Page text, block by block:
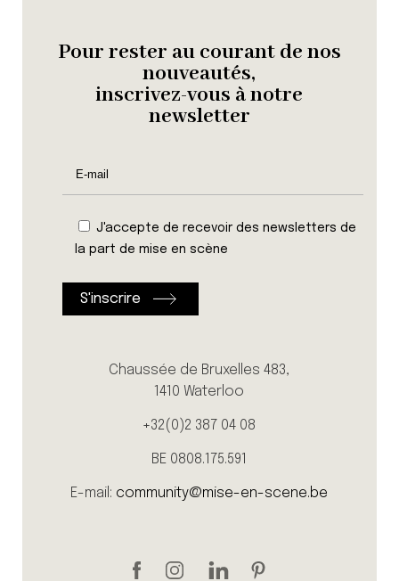
Pour rester au courant de nos
nouveautés,
inscrivez-vous à notre
newsletter
J'accepte de recevoir des newsletters de
la part de mise en scène
Chaussée de Bruxelles 483,
1410 Waterloo
+32(0)2 387 04 08
BE 0808.175.591
E-mail: community@mise-en-scene.be